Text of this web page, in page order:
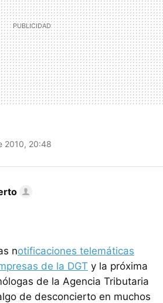
2010, 20:48
notificaciones telemáticas
de la DGT y la próxima
de la Agencia Tributaria
de desconcierto en muchos